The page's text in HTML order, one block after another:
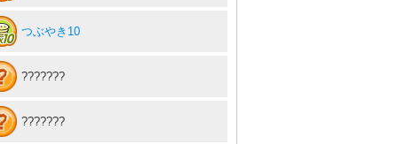
つぶやき10
???????
???????